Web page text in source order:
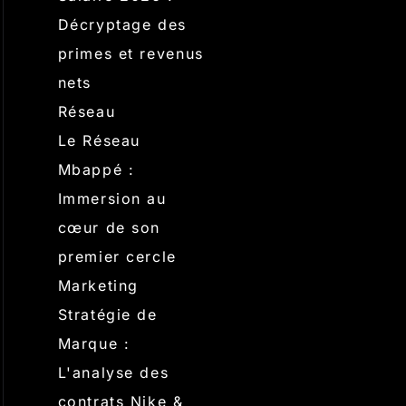
Décryptage des
primes et revenus
nets
Réseau
Le Réseau
Mbappé :
Immersion au
cœur de son
premier cercle
Marketing
Stratégie de
Marque :
L'analyse des
contrats Nike &